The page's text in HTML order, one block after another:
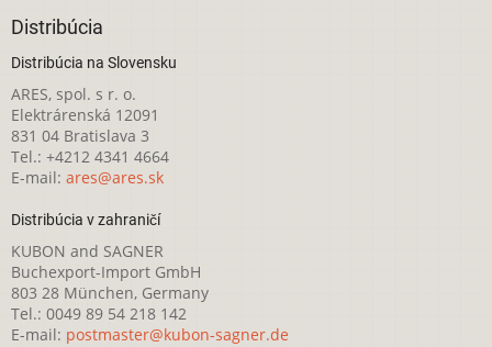
Distribúcia
Distribúcia na Slovensku
ARES, spol. s r. o.
Elektrárenská 12091
831 04 Bratislava 3
Tel.: +4212 4341 4664
E-mail: ares@ares.sk
Distribúcia v zahraničí
KUBON and SAGNER
Buchexport-Import GmbH
803 28 München, Germany
Tel.: 0049 89 54 218 142
E-mail: postmaster@kubon-sagner.de